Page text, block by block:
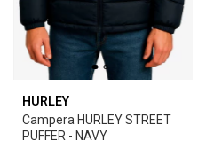
HURLEY
Campera HURLEY STREET
PUFFER - NAVY